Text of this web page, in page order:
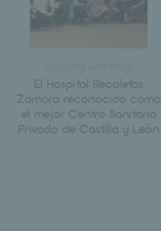
El Hospital Recoletas
Zamora reconocido como
el mejor Centro Sanitario
Privado de Castilla y León